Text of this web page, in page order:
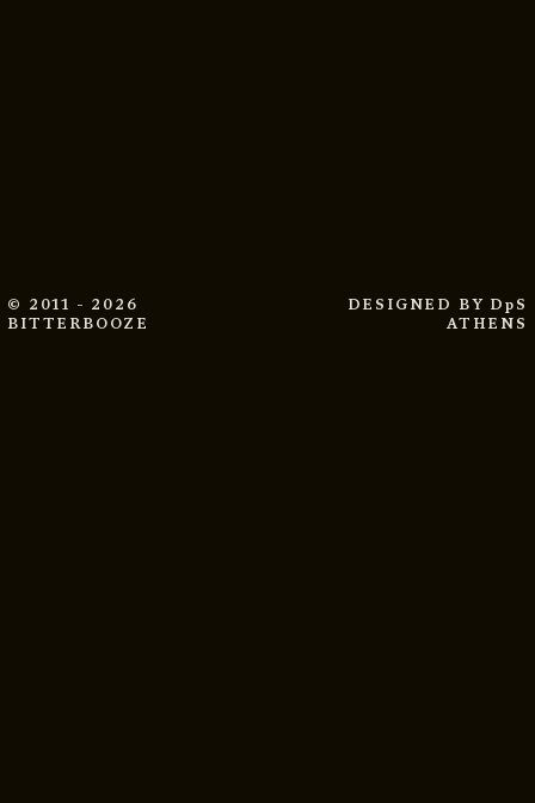
© 2011 - 2026
BITTERBOOZE
DESIGNED BY DpS
ATHENS